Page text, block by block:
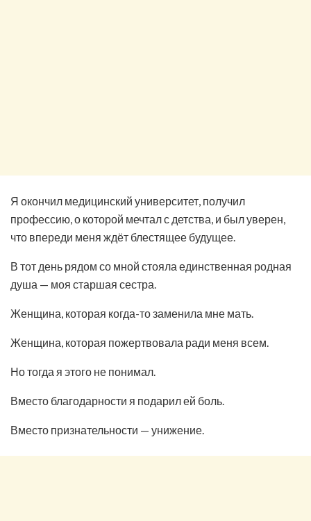
Я окончил медицинский университет, получил
профессию, о которой мечтал с детства, и был уверен,
что впереди меня ждёт блестящее будущее.
В тот день рядом со мной стояла единственная родная
душа — моя старшая сестра.
Женщина, которая когда-то заменила мне мать.
Женщина, которая пожертвовала ради меня всем.
Но тогда я этого не понимал.
Вместо благодарности я подарил ей боль.
Вместо признательности — унижение.